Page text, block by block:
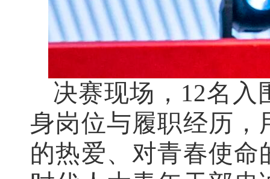
决赛现场，12名
身岗位与履职经历
的热爱、对青春使